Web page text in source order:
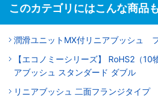
このカテゴリにはこんな商品
潤滑ユニットMX付リニアブッシュ
【エコノミーシリーズ】 RoHS2（
アブッシュ スタンダード ダブル
リニアブッシュ 二面フランジタイプ